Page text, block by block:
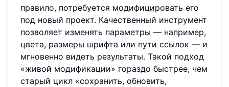
правило, потребуется модифицировать его
под новый проект. Качественный инструмент
позволяет изменять параметры — например,
цвета, размеры шрифта или пути ссылок — и
мгновенно видеть результаты. Такой подход
«живой модификации» гораздо быстрее, чем
старый цикл «сохранить, обновить,